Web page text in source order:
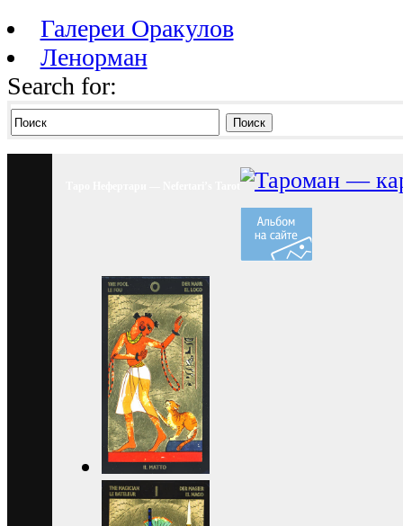
Галереи Оракулов
Ленорман
Search for:
Поиск